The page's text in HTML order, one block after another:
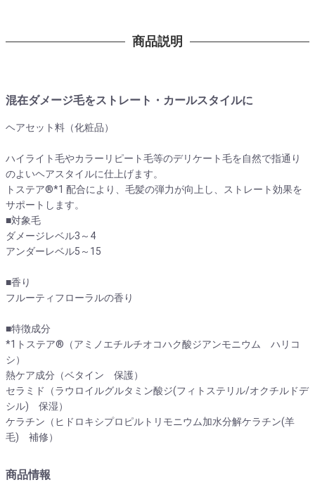
商品説明
混在ダメージ毛をストレート・カールスタイルに
ヘアセット料（化粧品）
ハイライト毛やカラーリピート毛等のデリケート毛を自然で指通り
のよいヘアスタイルに仕上げます。
トステア®*1 配合により、毛髪の弾力が向上し、ストレート効果を
サポートします。
■対象毛
ダメージレベル3～4
アンダーレベル5～15
■香り
フルーティフローラルの香り
■特徴成分
*1トステア®（アミノエチルチオコハク酸ジアンモニウム ハリコ
シ）
熱ケア成分（ベタイン 保護）
セラミド（ラウロイルグルタミン酸ジ(フィトステリル/オクチルドデ
シル) 保湿）
ケラチン（ヒドロキシプロピルトリモニウム加水分解ケラチン(羊
毛) 補修）
商品情報